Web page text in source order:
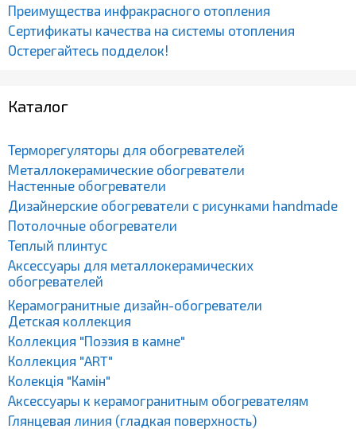
Преимущества инфракрасного отопления
Сертификаты качества на системы отопления
Остерегайтесь подделок!
Каталог
Терморегуляторы для обогревателей
Металлокерамические обогреватели
Настенные обогреватели
Дизайнерские обогреватели с рисунками handmade
Потолочные обогреватели
Теплый плинтус
Аксессуары для металлокерамических
обогревателей
Керамогранитные дизайн-обогреватели
Детская коллекция
Коллекция "Поэзия в камне"
Коллекция "ART"
Колекція "Камін"
Аксессуары к керамогранитным обогревателям
Глянцевая линия (гладкая поверхность)